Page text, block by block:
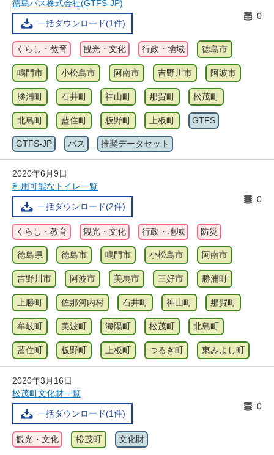
徳島バス株式会社(GTFS-JP)
一括ダウンロード(1件)
0
くらし・教育 観光・文化 行政・地域 徳島市
鳴門市 小松島市 阿南市 吉野川市 阿波市
勝浦町 石井町 神山町 那賀町 松茂町
北島町 藍住町 板野町 上板町 GTFS
GTFS-JP バス 推奨データセット
2020年6月9日
利用可能なトイレ一覧
一括ダウンロード(2件)
0
くらし・教育 観光・文化 行政・地域 防災
徳島県 徳島市 鳴門市 小松島市 阿南市
吉野川市 阿波市 美馬市 三好市 勝浦町
上勝町 佐那河内村 石井町 神山町 那賀町
牟岐町 美波町 海陽町 松茂町 北島町
藍住町 板野町 上板町 つるぎ町 東みよし町
2020年3月16日
松茂町文化財一覧
一括ダウンロード(1件)
0
観光・文化 松茂町 文化財